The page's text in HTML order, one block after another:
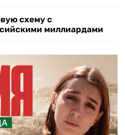
схему с
миллиардами